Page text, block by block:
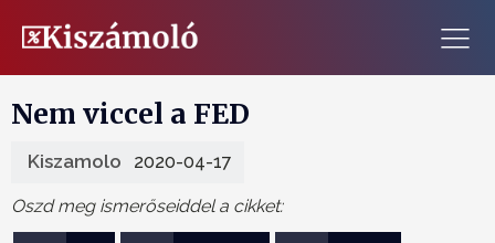
Nem viccel a FED
Kiszamolo 2020-04-17
Oszd meg ismerőseiddel a cikket: